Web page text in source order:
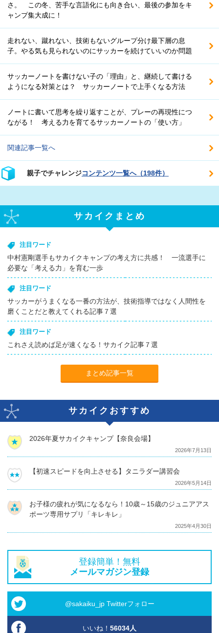
さ。 この冬、苦手な言語化にも向き合い、最後の参加をキ
ャンプ集大成に！
走れない、蹴れない、技術もないグループ分け最下層の息
子。やる気も見られないのにサッカーを続けていいのか問題
サッカーノートを書けない子の「理由」と、継続して書ける
ようになる対策とは？ サッカーノートで上手くなる方法
ノートに書いて思考を繰り返すことが、プレーの再現性につ
ながる！ 考える力を育てるサッカーノートの「使い方」
関連記事一覧へ
親子でチャレンジコンテンツ一覧へ（198件）
サカイクまとめ
注目ワード
中村憲剛選手もサカイクキャンプの考え方に共感！ 一流選手に
必要な「考える力」を育む一歩
注目ワード
サッカーがうまくなる一番の方法が、技術指導ではなく人間性を
磨くことだと教えてくれる記事７選
注目ワード
これさえ読めば足が速くなる！サカイク記事７選
まとめ記事一覧
サカイクおすすめ
2026年夏サカイクキャンプ【奈良会場】
2026年7月13日
【初速スピードを向上させる】タニラダー講習会
2026年5月14日
お子様の疲れが気になるなら！10歳～15歳のジュニアアス
ポーツ専用サプリ「キレキレ」
2025年4月30日
登録簡単！無料
メールマガジン登録
@sakaiku_jp Twitterフォロー
いいね！ 56034人